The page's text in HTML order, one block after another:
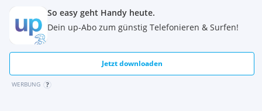
So easy geht Handy heute.
Dein up-Abo zum günstig Telefonieren & Surfen!
Jetzt downloaden
WERBUNG